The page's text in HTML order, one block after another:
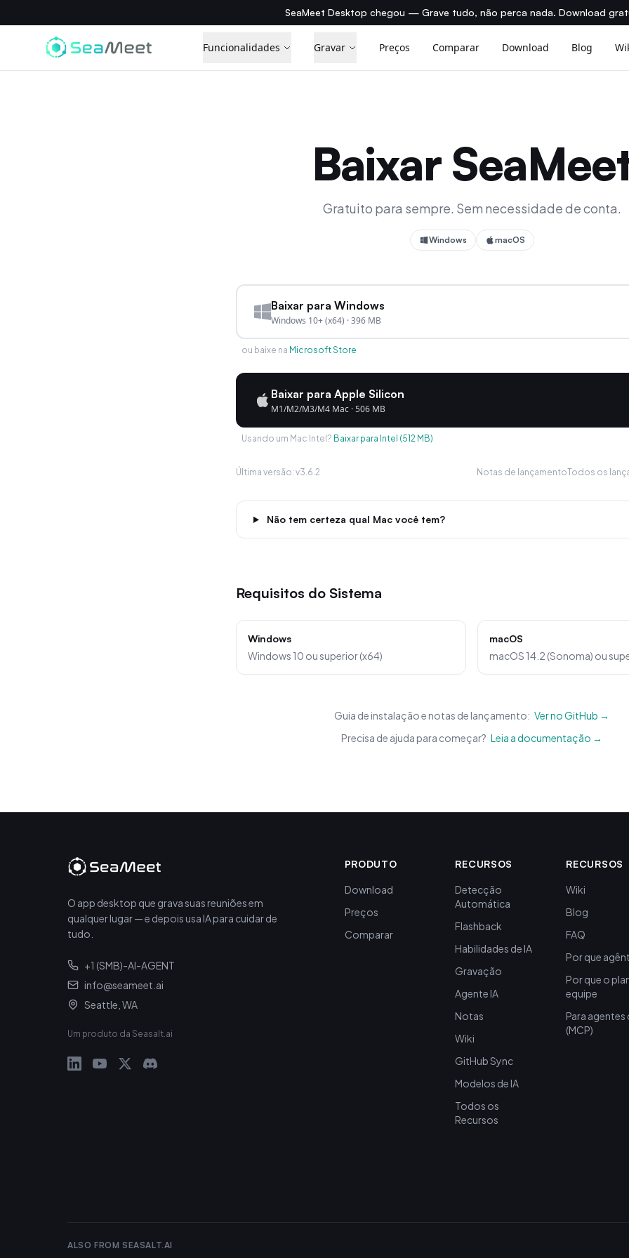
SeaMeet Desktop chegou — Grave tudo, não perca nada. Download
Funcionalidades Gravar Preços Comparar Download Blog
Baixar
Gratuito para sempre. Sem necessidade de conta.
Windows macOS
Baixar para Windows
Windows 10+ (x64) ·396 MB
ou baixe na Microsoft Store
Baixar para Apple Silicon
M1/M2/M3/M4 Mac ·506 MB
Usando um Mac Intel? Baixar para Intel (512 MB)
Última versão: v3.6.2 Notas de lançamentoTodos os
Não tem certeza qual Mac você tem?
Requisitos do Sistema
Windows
Windows 10 ou superior (x64)
macOS
macOS 14.2 (Sonoma) ou
Guia de instalação e notas de lançamento: Ver no GitHub →
Precisa de ajuda para começar? Leia a documentação →
O app desktop que grava suas reuniões em
qualquer lugar — e depois usa IA para cuidar de
tudo.
+1 (SMB)-AI-AGENT
info@seameet.ai
Seattle, WA
Um produto da Seasalt.ai
PRODUTO
Download
Preços
Comparar
RECURSOS
Detecção
Automática
Flashback
Habilidades de IA
Gravação
Agente IA
Notas
Wiki
GitHub Sync
Modelos de IA
Todos os
Recursos
RECURSOS
Wiki
Blog
FAQ
Por que
Por que o
equipe
Para agentes
(MCP)
ALSO FROM SEASALT.AI